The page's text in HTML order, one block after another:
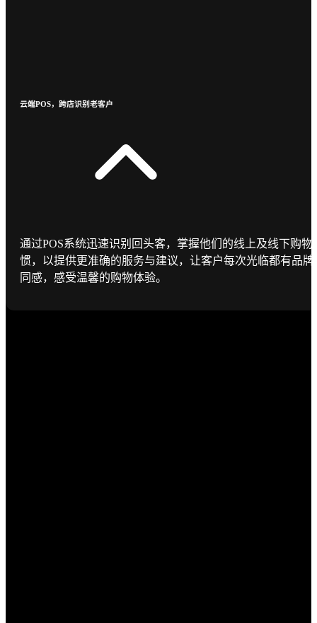
云端POS，跨店识别老客户
通过POS系统迅速识别回头客，掌握他们的线上及线下购物
惯，以提供更准确的服务与建议，让客户每次光临都有品牌
同感，感受温馨的购物体验。